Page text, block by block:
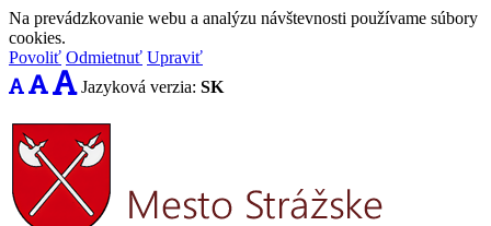
Na prevádzkovanie webu a analýzu návštevnosti používame súbory
cookies.
Povoliť Odmietnuť Upraviť
Jazyková verzia: SK